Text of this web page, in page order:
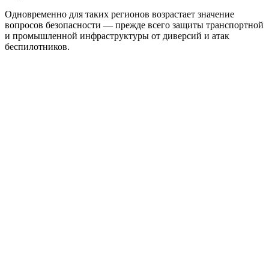
Одновременно для таких регионов возрастает значение
вопросов безопасности — прежде всего защиты транспортной
и промышленной инфраструктуры от диверсий и атак
беспилотников.